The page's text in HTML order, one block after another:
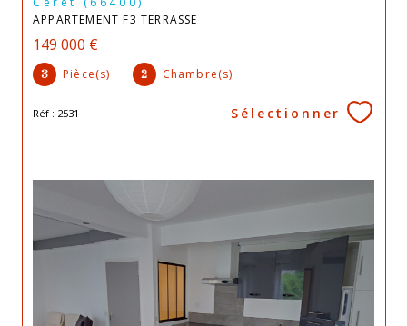
APPARTEMENT F3 TERRASSE
149 000 €
3 Pièce(s) 2 Chambre(s)
Réf : 2531 Sélectionner